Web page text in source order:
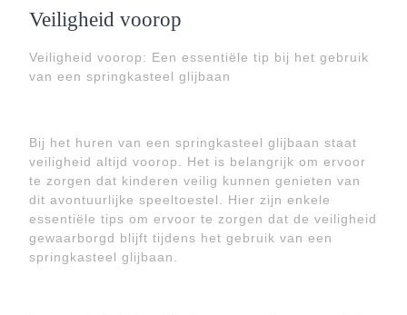
Veiligheid voorop
Veiligheid voorop: Een essentiële tip bij het gebruik
van een springkasteel glijbaan
Bij het huren van een springkasteel glijbaan staat
veiligheid altijd voorop. Het is belangrijk om ervoor
te zorgen dat kinderen veilig kunnen genieten van
dit avontuurlijke speeltoestel. Hier zijn enkele
essentiële tips om ervoor te zorgen dat de veiligheid
gewaarborgd blijft tijdens het gebruik van een
springkasteel glijbaan.